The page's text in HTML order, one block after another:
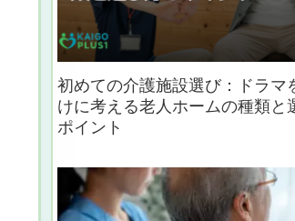
初めての介護施設選び：ドラマ
けに考える老人ホームの種類と
ポイント